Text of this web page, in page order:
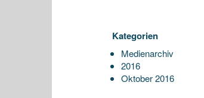
Kategorien
Medienarchiv
2016
Oktober 2016